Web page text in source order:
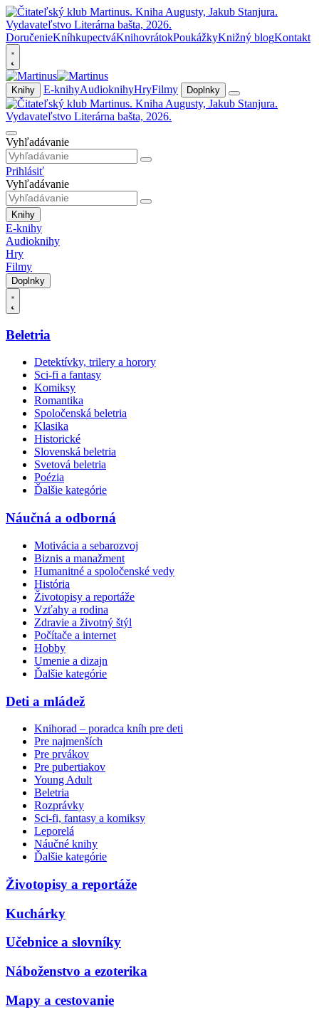
DoručenieKníhkupectváKnihovrátokPoukážkyKnižný blogKontakt
Knihy E-knihyAudioknihyHryFilmy Doplnky
Vyhľadávanie
Prihlásiť
Vyhľadávanie
Knihy
E-knihy
Audioknihy
Hry
Filmy
Doplnky
Beletria
Detektívky, trilery a horory
Sci-fi a fantasy
Komiksy
Romantika
Spoločenská beletria
Klasika
Historické
Slovenská beletria
Svetová beletria
Poézia
Ďalšie kategórie
Náučná a odborná
Motivácia a sebarozvoj
Biznis a manažment
Humanitné a spoločenské vedy
História
Životopisy a reportáže
Vzťahy a rodina
Zdravie a životný štýl
Počítače a internet
Hobby
Umenie a dizajn
Ďalšie kategórie
Deti a mládež
Knihorad – poradca kníh pre deti
Pre najmenších
Pre prvákov
Pre pubertiakov
Young Adult
Beletria
Rozprávky
Sci-fi, fantasy a komiksy
Leporelá
Náučné knihy
Ďalšie kategórie
Životopisy a reportáže
Kuchárky
Učebnice a slovníky
Náboženstvo a ezoterika
Mapy a cestovanie